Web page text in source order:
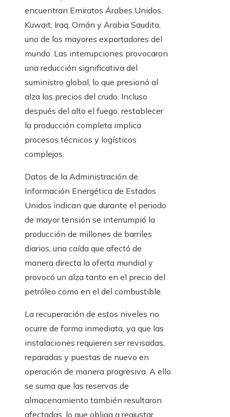
encuentran Emiratos Árabes Unidos,
Kuwait, Iraq, Omán y Arabia Saudita,
uno de los mayores exportadores del
mundo. Las interrupciones provocaron
una reducción significativa del
suministro global, lo que presionó al
alza los precios del crudo. Incluso
después del alto el fuego, restablecer
la producción completa implica
procesos técnicos y logísticos
complejos.
Datos de la Administración de
Información Energética de Estados
Unidos indican que durante el periodo
de mayor tensión se interrumpió la
producción de millones de barriles
diarios, una caída que afectó de
manera directa la oferta mundial y
provocó un alza tanto en el precio del
petróleo como en el del combustible.
La recuperación de estos niveles no
ocurre de forma inmediata, ya que las
instalaciones requieren ser revisadas,
reparadas y puestas de nuevo en
operación de manera progresiva. A ello
se suma que las reservas de
almacenamiento también resultaron
afectadas, lo que obliga a reajustar